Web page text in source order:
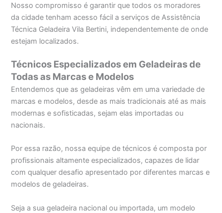
Nosso compromisso é garantir que todos os moradores
da cidade tenham acesso fácil a serviços de Assistência
Técnica Geladeira Vila Bertini, independentemente de onde
estejam localizados.
Técnicos Especializados em Geladeiras de
Todas as Marcas e Modelos
Entendemos que as geladeiras vêm em uma variedade de
marcas e modelos, desde as mais tradicionais até as mais
modernas e sofisticadas, sejam elas importadas ou
nacionais.
Por essa razão, nossa equipe de técnicos é composta por
profissionais altamente especializados, capazes de lidar
com qualquer desafio apresentado por diferentes marcas e
modelos de geladeiras.
Seja a sua geladeira nacional ou importada, um modelo